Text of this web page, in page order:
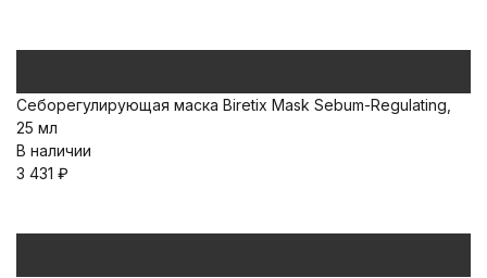
Себорегулирующая маска Biretix Mask Sebum-Regulating,
25 мл
В наличии
3 431 ₽